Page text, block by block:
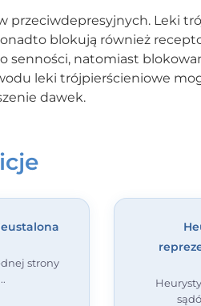
przeciwdepresyjnych. Leki
blokują również
senności, natomiast
leki trójpierścieniowe
dawek.
strony